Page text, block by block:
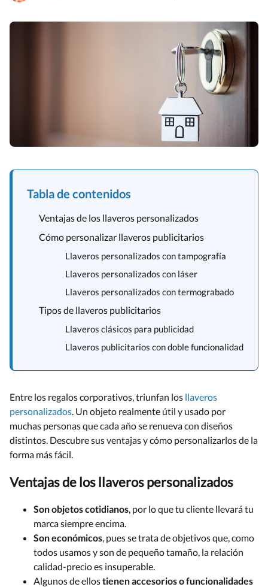
Tabla de contenidos
Ventajas de los llaveros personalizados
Cómo personalizar llaveros publicitarios
Llaveros personalizados con tampografía
Llaveros personalizados con láser
Llaveros personalizados con termograbado
Tipos de llaveros publicitarios
Llaveros clásicos para publicidad
Llaveros publicitarios con doble funcionalidad
Entre los regalos corporativos, triunfan los llaveros
personalizados. Un objeto realmente útil y usado por
muchas personas que cada año se renueva con diseños
distintos. Descubre sus ventajas y cómo personalizarlos de la
forma más fácil.
Ventajas de los llaveros personalizados
Son objetos cotidianos , por lo que tu cliente llevará tu
marca siempre encima.
Son económicos , pues se trata de objetivos que, como
todos usamos y son de pequeño tamaño, la relación
calidad-precio es insuperable.
Algunos de ellostienen accesorios o funcionalidades